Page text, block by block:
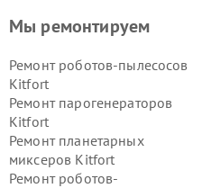
Мы ремонтируем
Ремонт роботов-пылесосов
Kitfort
Ремонт парогенераторов
Kitfort
Ремонт планетарных
миксеров Kitfort
Ремонт роботов-